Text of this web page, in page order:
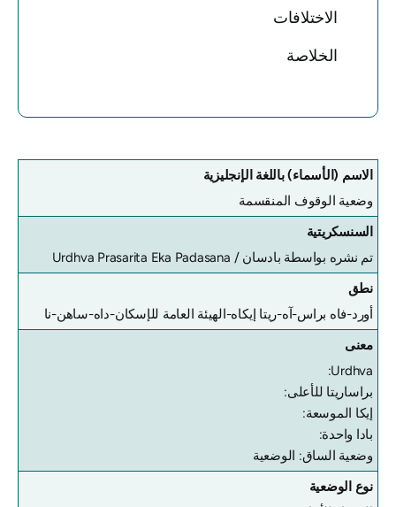
الاختلافات
الخلاصة
الاسم (الأسماء) باللغة الإنجليزية
وضعية الوقوف المنقسمة
السنسكريتية
تم نشره بواسطة بادسان /Urdhva Prasarita Eka Padasana
نطق
أورد-فاه براس-آه-ريتا إيكاه-الهيئة العامة للإسكان-داه-ساهن-نا
معنى
Urdhva:
براساريتا للأعلى:
إيكا الموسعة:
بادا واحدة:
وضعية الساق: الوضعية
نوع الوضعية